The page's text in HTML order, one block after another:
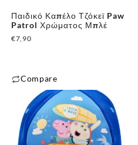
να
επιλεγούν
του
προϊόντος
Παιδικό Καπέλο Τζόκεϊ Paw
Patrol Χρώματος Μπλέ
€7,90
Compare
προϊόν
έχει